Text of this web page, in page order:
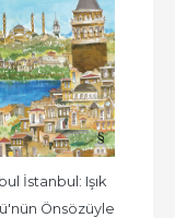
İstanbul: Işık
Önsözüyle